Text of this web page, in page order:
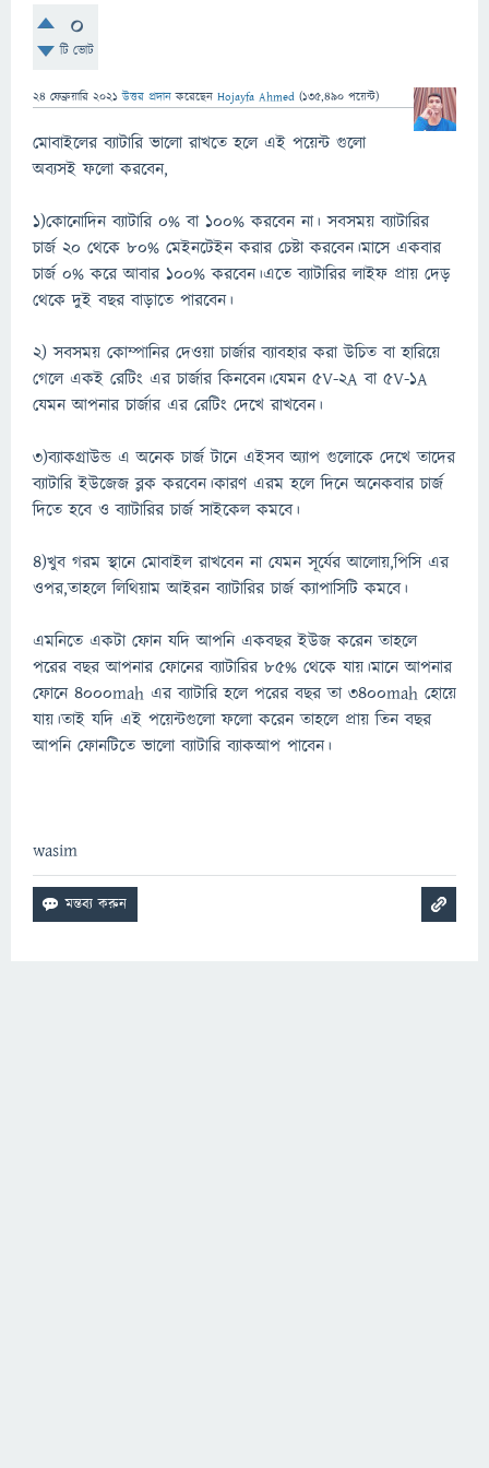
0
টি ভোট
24 ফেব্রুয়ারি 2021 উত্তর প্রদান করেছেন Hojayfa Ahmed (135,490 পয়েন্ট)
মোবাইলের ব্যাটারি ভালো রাখতে হলে এই পয়েন্ট গুলো
অব্যসই ফলো করবেন,
১)কোনোদিন ব্যাটারি ০% বা ১০০% করবেন না। সবসময় ব্যাটারির
চার্জ ২০ থেকে ৮০% মেইনটেইন করার চেষ্টা করবেন।মাসে একবার
চার্জ ০% করে আবার ১০০% করবেন।এতে ব্যাটারির লাইফ প্রায় দেড়
থেকে দুই বছর বাড়াতে পারবেন।
২) সবসময় কোম্পানির দেওয়া চার্জার ব্যাবহার করা উচিত বা হারিয়ে
গেলে একই রেটিং এর চার্জার কিনবেন।যেমন ৫V-২A বা ৫V-১A
যেমন আপনার চার্জার এর রেটিং দেখে রাখবেন।
৩)ব্যাকগ্রাউন্ড এ অনেক চার্জ টানে এইসব অ্যাপ গুলোকে দেখে তাদের
ব্যাটারি ইউজেজ ব্লক করবেন।কারণ এরম হলে দিনে অনেকবার চার্জ
দিতে হবে ও ব্যাটারির চার্জ সাইকেল কমবে।
৪)খুব গরম স্থানে মোবাইল রাখবেন না যেমন সূর্যের আলোয়,পিসি এর
ওপর,তাহলে লিথিয়াম আইরন ব্যাটারির চার্জ ক্যাপাসিটি কমবে।
এমনিতে একটা ফোন যদি আপনি একবছর ইউজ করেন তাহলে
পরের বছর আপনার ফোনের ব্যাটারির ৮৫% থেকে যায়।মানে আপনার
ফোনে ৪০০০mah এর ব্যাটারি হলে পরের বছর তা ৩৪০০mah হোয়ে
যায়।তাই যদি এই পয়েন্টগুলো ফলো করেন তাহলে প্রায় তিন বছর
আপনি ফোনটিতে ভালো ব্যাটারি ব্যাকআপ পাবেন।
wasim